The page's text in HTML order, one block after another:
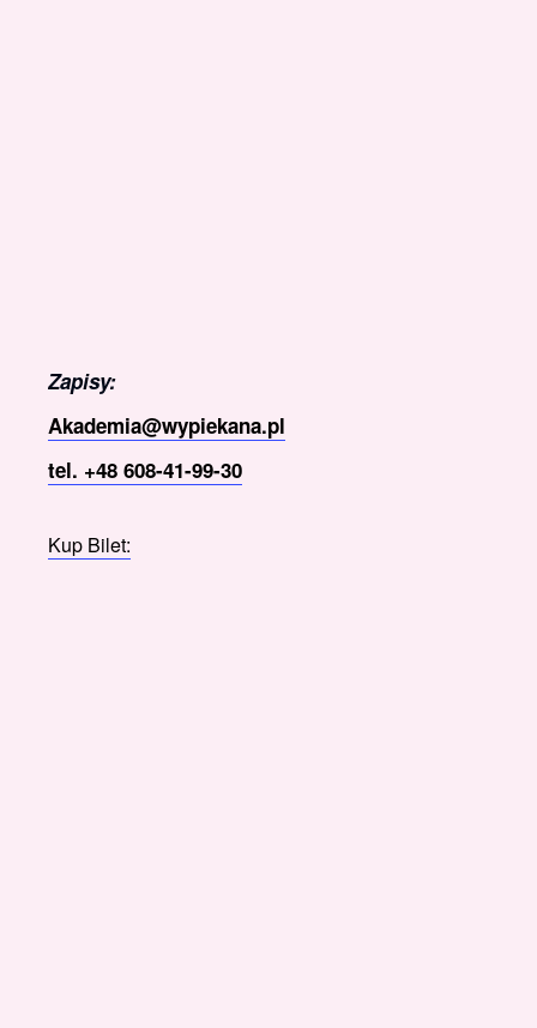
Zapisy:
Akademia@wypiekana.pl
tel. +48 608-41-99-30
Kup Bilet: